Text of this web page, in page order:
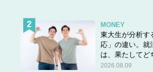
MONEY
東大生が分析す
応」の違い。就
は、果たしてど
2026.08.09